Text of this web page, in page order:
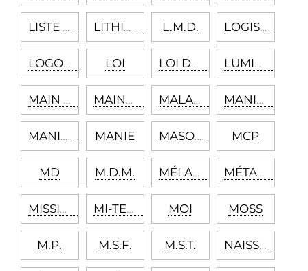
LISTE PSYCHOLOGUES LITHIUM L.M.D. LOGISTICIEN
LOGORRHÉE LOI LOI DU TOUT ET RIEN LUMINOTHÉRAPIE
MAIN COURANTE MAINTIEN DE LA PAIX MALADIE PROFESSIONNELLE MANIACO-DÉPRESSIF
MANIACO-DÉPRESSIVE MANIE MASOCHISME MCP
MD M.D.M. MÉLANCOLIE MÉTACOMMUNICATION
MISSION MI-TEMPS THÉRAPEUTIQUE MOI MOSS
M.P. M.S.F. M.S.T. NAISSANCE SOUS X